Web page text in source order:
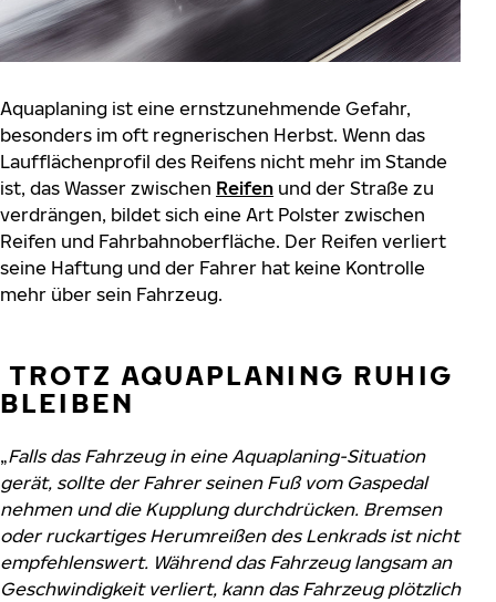
Aquaplaning ist eine ernstzunehmende Gefahr,
besonders im oft regnerischen Herbst. Wenn das
Laufflächenprofil des Reifens nicht mehr im Stande
ist, das Wasser zwischen Reifen und der Straße zu
verdrängen, bildet sich eine Art Polster zwischen
Reifen und Fahrbahnoberfläche. Der Reifen verliert
seine Haftung und der Fahrer hat keine Kontrolle
mehr über sein Fahrzeug.
TROTZ AQUAPLANING RUHIG
BLEIBEN
„Falls das Fahrzeug in eine Aquaplaning-Situation
gerät, sollte der Fahrer seinen Fuß vom Gaspedal
nehmen und die Kupplung durchdrücken. Bremsen
oder ruckartiges Herumreißen des Lenkrads ist nicht
empfehlenswert. Während das Fahrzeug langsam an
Geschwindigkeit verliert, kann das Fahrzeug plötzlich